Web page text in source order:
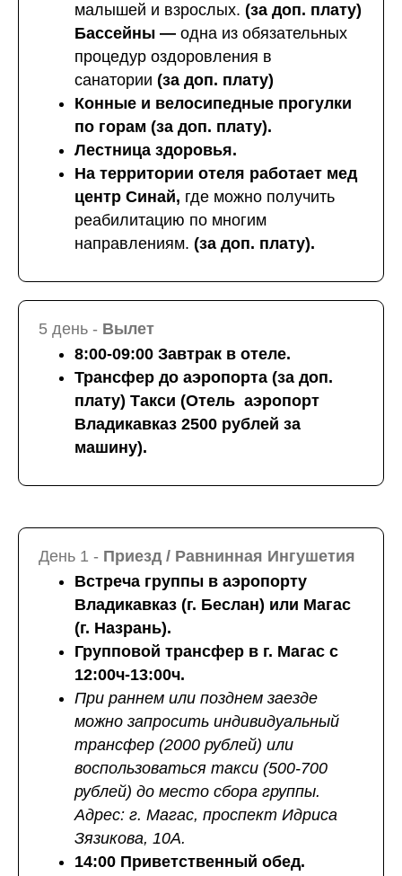
малышей и взрослых. (за доп. плату)
Бассейны — одна из обязательных
процедур оздоровления в
санатории (за доп. плату)
Конные и велосипедные прогулки
по горам (за доп. плату).
Лестница здоровья.
На территории отеля работает мед
центр Синай, где можно получить
реабилитацию по многим
направлениям. (за доп. плату).
5 день - Вылет
8:00-09:00 Завтрак в отеле.
Трансфер до аэропорта (за доп.
плату) Такси (Отель аэропорт
Владикавказ 2500 рублей за
машину).
День 1 - Приезд / Равнинная Ингушетия
Встреча группы в аэропорту
Владикавказ (г. Беслан) или Магас
(г. Назрань).
Групповой трансфер в г. Магас с
12:00ч-13:00ч.
При раннем или позднем заезде
можно запросить индивидуальный
трансфер (2000 рублей) или
воспользоваться такси (500-700
рублей) до место сбора группы.
Адрес: г. Магас, проспект Идриса
Зязикова, 10А.
14:00 Приветственный обед.